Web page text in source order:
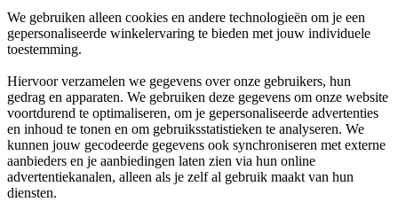
We gebruiken alleen cookies en andere technologieën om je een
gepersonaliseerde winkelervaring te bieden met jouw individuele
toestemming.
Hiervoor verzamelen we gegevens over onze gebruikers, hun
gedrag en apparaten. We gebruiken deze gegevens om onze website
voortdurend te optimaliseren, om je gepersonaliseerde advertenties
en inhoud te tonen en om gebruiksstatistieken te analyseren. We
kunnen jouw gecodeerde gegevens ook synchroniseren met externe
aanbieders en je aanbiedingen laten zien via hun online
advertentiekanalen, alleen als je zelf al gebruik maakt van hun
diensten.